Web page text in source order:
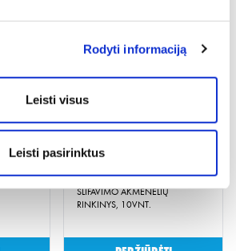
Rodyti informaciją
Leisti visus
Leisti pasirinktus
Peržiūrėti
ŠLIFAVIMO AKMENĖLIŲ
RINKINYS, 10VNT.